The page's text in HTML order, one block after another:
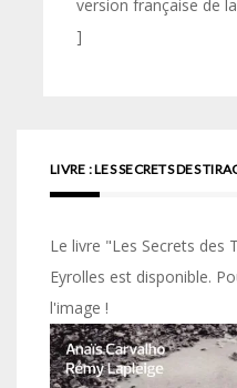
version française de
]
LIVRE : LES SECRETS DES
Le livre "Les Secrets des
Eyrolles est disponible.
l'image !